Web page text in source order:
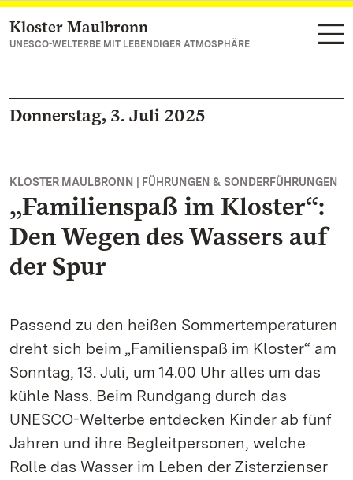
Zum Hauptinhalt springen
Kloster Maulbronn
UNESCO-WELTERBE MIT LEBENDIGER ATMOSPHÄRE
Donnerstag, 3. Juli 2025
KLOSTER MAULBRONN | FÜHRUNGEN & SONDERFÜHRUNGEN
„Familienspaß im Kloster“:
Den Wegen des Wassers auf
der Spur
Passend zu den heißen Sommertemperaturen
dreht sich beim „Familienspaß im Kloster“ am
Sonntag, 13. Juli, um 14.00 Uhr alles um das
kühle Nass. Beim Rundgang durch das
UNESCO-Welterbe entdecken Kinder ab fünf
Jahren und ihre Begleitpersonen, welche
Rolle das Wasser im Leben der Zisterzienser